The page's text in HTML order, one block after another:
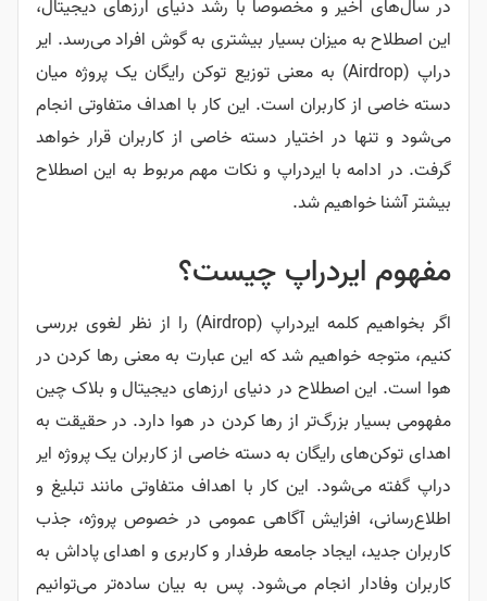
در سال‌های اخیر و مخصوصا با رشد دنیای ارزهای دیجیتال،
این اصطلاح به میزان بسیار بیشتری به گوش افراد می‌رسد. ایر
دراپ (Airdrop) به معنی توزیع توکن رایگان یک پروژه میان
دسته خاصی از کاربران است. این کار با اهداف متفاوتی انجام
می‌شود و تنها در اختیار دسته خاصی از کاربران قرار خواهد
گرفت. در ادامه با ایردراپ و نکات مهم مربوط به این اصطلاح
بیشتر آشنا خواهیم شد.
مفهوم ایردراپ چیست؟
اگر بخواهیم کلمه ایردراپ (Airdrop) را از نظر لغوی بررسی
کنیم، متوجه خواهیم شد که این عبارت به معنی رها کردن در
هوا است. این اصطلاح در دنیای ارزهای دیجیتال و بلاک چین
مفهومی بسیار بزرگ‌تر از رها کردن در هوا دارد. در حقیقت به
اهدای توکن‌های رایگان به دسته خاصی از کاربران یک پروژه ایر
دراپ گفته می‌شود. این کار با اهداف متفاوتی مانند تبلیغ و
اطلاع‌رسانی، افزایش آگاهی عمومی در خصوص پروژه، جذب
کاربران جدید، ایجاد جامعه طرفدار و کاربری و اهدای پاداش به
کاربران وفادار انجام می‌شود. پس به بیان ساده‌تر می‌توانیم